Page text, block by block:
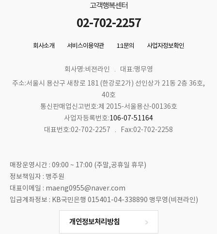
고객행복센터
02-702-2257
회사소개 서비스이용약관 1:1문의 사업자정보확인
회사명:비젼라인
대표:맹무영
주소:서울시 용산구 새창로 181 (한강로2가) 선인상가 21동 2층 36호,
40호
통신판매업신고번호:제 2015-서울용산-00136호
사업자등록번호:106-07-51164
대표번호:02-702-2257
Fax:02-702-2258
매장운영시간 : 09:00 ~ 17:00 (주말,공휴일 휴무)
정보책임자 : 맹주원
대표이메일 : maeng0955@naver.com
입금계좌정보 : KB국민은행 015401-04-338890 맹무영(비젼라인)
개인정보처리방침